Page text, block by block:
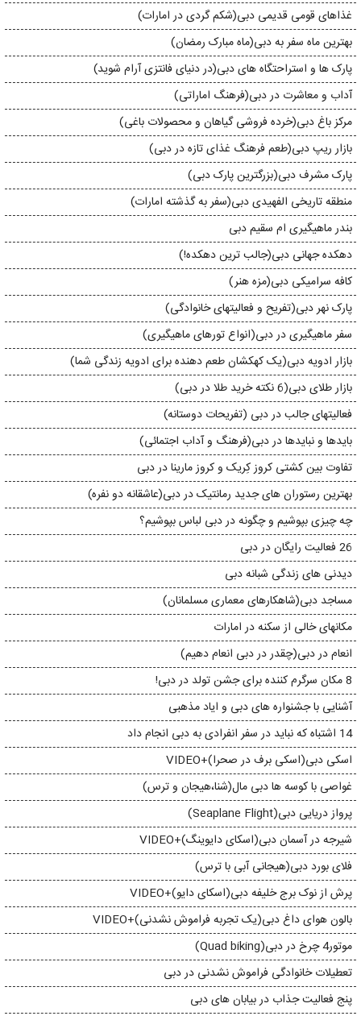
غذاهای قومی قدیمی دبی(شکم گردی در امارات)
بهترین ماه سفر به دبی(ماه مبارک رمضان)
پارک ها و استراحتگاه های دبی(در دنیای فانتزی آرام شوید)
آداب و معاشرت در دبی(فرهنگ اماراتی)
مرکز باغ دبی(خرده فروشی گیاهان و محصولات باغی)
بازار ریپ دبی(طعم فرهنگ غذای تازه در دبی)
پارک مشرف دبی(بزرگترین پارک دبی)
منطقه تاریخی الفهیدی دبی(سفر به گذشته امارات)
بندر ماهیگیری ام سقیم دبی
دهکده جهانی دبی(جالب ترین دهکده!)
کافه سرامیکی دبی(مزه هنر)
پارک نهر دبی(تفریح و فعالیتهای خانوادگی)
سفر ماهیگیری در دبی(انواع تورهای ماهیگیری)
بازار ادویه دبی(یک کهکشان طعم دهنده برای ادویه زندگی شما)
بازار طلای دبی(6 نکته خرید طلا در دبی)
فعالیتهای جالب در دبی (تفریحات دوستانه)
بایدها و نبایدها در دبی(فرهنگ و آداب اجتمائی)
تفاوت بین کشتی کروز کِریک و کروز مارینا در دبی
بهترین رستوران های جدید رمانتیک در دبی(عاشقانه دو نفره)
چه چیزی بپوشیم و چگونه در دبی لباس بپوشیم؟
26 فعالیت رایگان در دبی
دیدنی های زندگی شبانه دبی
مساجد دبی(شاهکارهای معماری مسلمانان)
مکانهای خالی از سکنه در امارات
انعام در دبی(چقدر در دبی انعام دهیم)
8 مکان سرگرم کننده برای جشن تولد در دبی!
آشنایی با جشنواره های دبی و ایاد مذهبی
14 اشتباه که نباید در سفر انفرادی به دبی انجام داد
اسکی دبی(اسکی برف در صحرا)+VIDEO
غواصی با کوسه ها دبی مال(شنا،هیجان و ترس)
پرواز دریایی دبی(Seaplane Flight)
شیرجه در آسمان دبی(اسکای دایوینگ)+VIDEO
فلای بورد دبی(هیجانی آبی با ترس)
پرش از نوک برج خلیفه دبی(اسکای دایو)+VIDEO
بالون هوای داغ دبی(یک تجربه فراموش نشدنی)+VIDEO
موتور4 چرخ در دبی(Quad biking)
تعطیلات خانوادگی فراموش نشدنی در دبی
پنج فعالیت جذاب در بیابان های دبی